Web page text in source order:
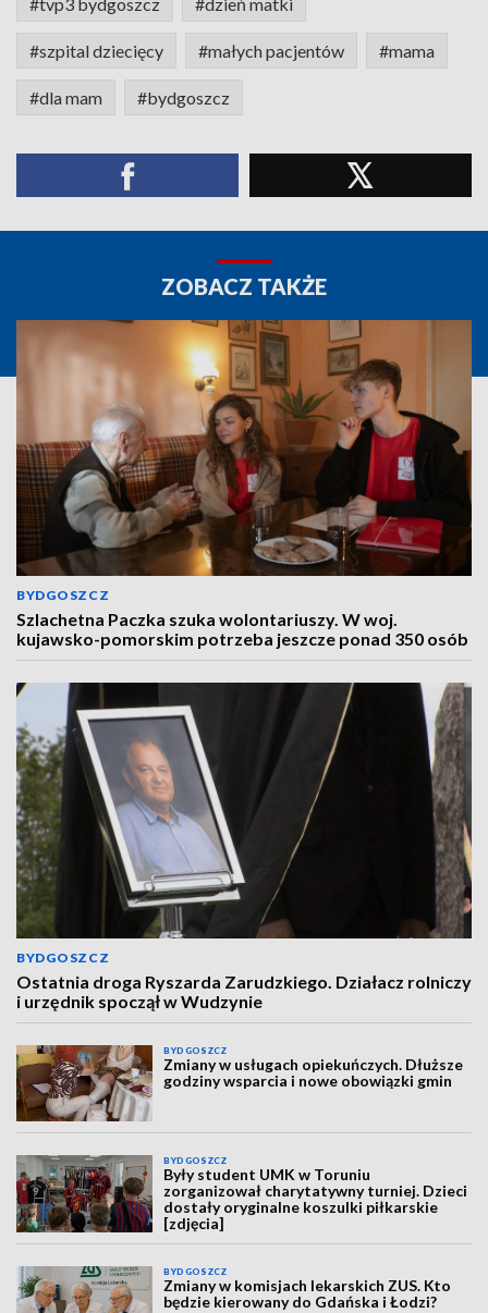
#szpital dziecięcy #małych pacjentów #mama
#dla mam #bydgoszcz
ZOBACZ TAKŻE
BYDGOSZCZ
Szlachetna Paczka szuka wolontariuszy. W woj.
kujawsko-pomorskim potrzeba jeszcze ponad 350 osób
BYDGOSZCZ
Ostatnia droga Ryszarda Zarudzkiego. Działacz rolniczy
i urzędnik spoczął w Wudzynie
BYDGOSZCZ
Zmiany w usługach opiekuńczych. Dłuższe
godziny wsparcia i nowe obowiązki gmin
BYDGOSZCZ
Były student UMK w Toruniu
zorganizował charytatywny turniej. Dzieci
dostały oryginalne koszulki piłkarskie
[zdjęcia]
BYDGOSZCZ
Zmiany w komisjach lekarskich ZUS. Kto
będzie kierowany do Gdańska i Łodzi?